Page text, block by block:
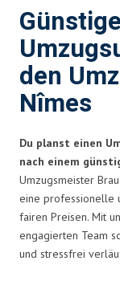
den
Nîmes
Du planst einen
nach einem
Umzugsmeister
eine professionelle
fairen Preisen. Mit
engagierten Team
und stressfrei